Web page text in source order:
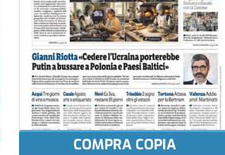
COMPRA COPIA